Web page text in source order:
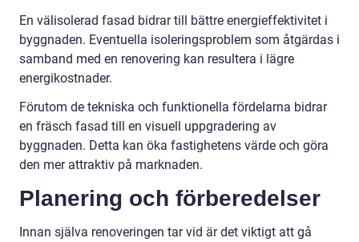
En välisolerad fasad bidrar till bättre energieffektivitet i
byggnaden. Eventuella isoleringsproblem som åtgärdas i
samband med en renovering kan resultera i lägre
energikostnader.
Förutom de tekniska och funktionella fördelarna bidrar
en fräsch fasad till en visuell uppgradering av
byggnaden. Detta kan öka fastighetens värde och göra
den mer attraktiv på marknaden.
Planering och förberedelser
Innan själva renoveringen tar vid är det viktigt att gå